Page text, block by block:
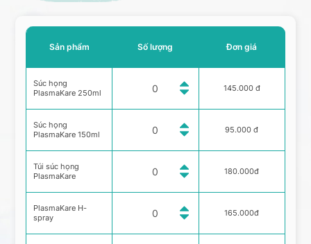
Sản phẩm
Súc họng
PlasmaKare 250ml
Súc họng
PlasmaKare 150ml
Túi súc họng
PlasmaKare
PlasmaKare H-
spray
Số lượng Đơn giá
145.000 đ
95.000 đ
180.000đ
165.000đ